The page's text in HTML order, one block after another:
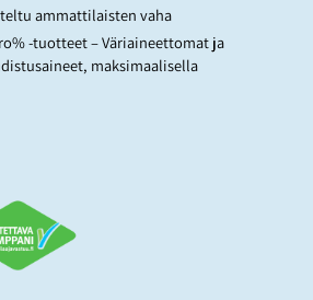
ammattilaisten vaha
-tuotteet – Väriaineettomat ja
maksimaalisella